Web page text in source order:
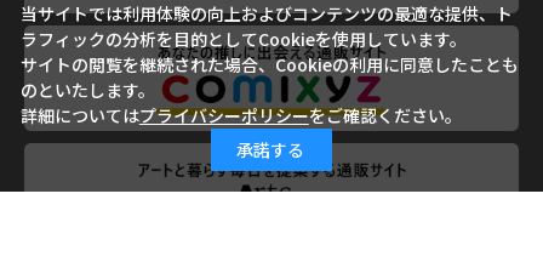
当サイトでは利用体験の向上およびコンテンツの最適な提供、ト
ラフィックの分析を目的としてCookieを使用しています。
サイトの閲覧を継続された場合、Cookieの利用に同意したことも
のといたします。
詳細についてはプライバシーポリシーをご確認ください。
承諾する